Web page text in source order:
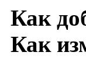
Как
Как